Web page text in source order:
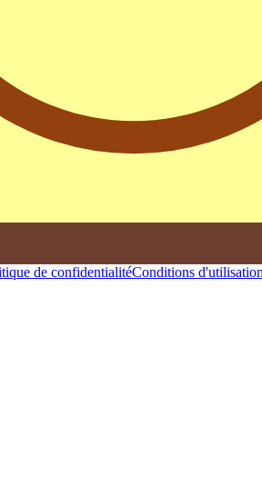
de confidentialitéConditions d'utilisation